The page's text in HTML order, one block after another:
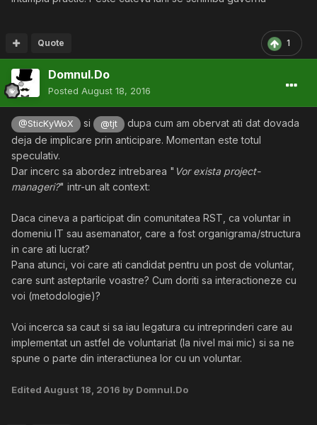
1
Quote
Domnul.Do
Posted August 18, 2016
@SticKyWoX si @tjt
dupa cum am obervat ati dat dovada
deja de implicare prin anticipare. Momentan este totul
speculativ.
Dar incerc sa abordez intrebarea " Vor exista project-
manageri?" intr-un alt context:
Daca cineva a participat din comunitatea RST, ca voluntar in
domeniu IT sau asemanator, care a fost organigrama/structura
in care ati lucrat?
Pana atunci, voi care ati candidat pentru un post de voluntar,
care sunt asteptarile voastre? Cum doriti sa interactioneze cu
voi (metodologie)?
Voi incerca sa caut si sa iau legatura cu intreprinderi care au
implementat un astfel de voluntariat (la nivel mai mic) si sa ne
spune o parte din interactiunea lor cu un voluntar.
Edited August 18, 2016 by Domnul.Do